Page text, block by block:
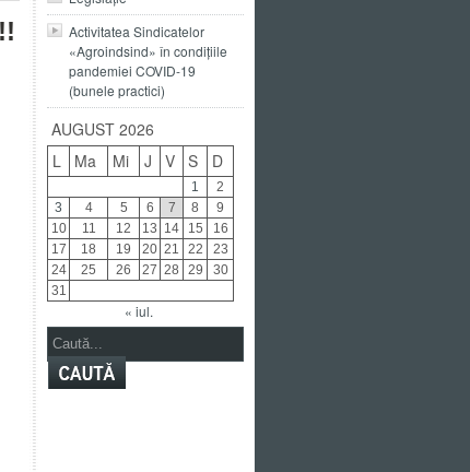
Activitatea Sindicatelor
«Agroindsind» în condițiile
pandemiei COVID-19
(bunele practici)
AUGUST 2026
L
Ma Mi J V S D
1
2
3
4 5 6 7 8
9
10
11 12 13 14 15
16
17
18 19 20 21 22
23
24
25 26 27 28 29
30
31
« iul.